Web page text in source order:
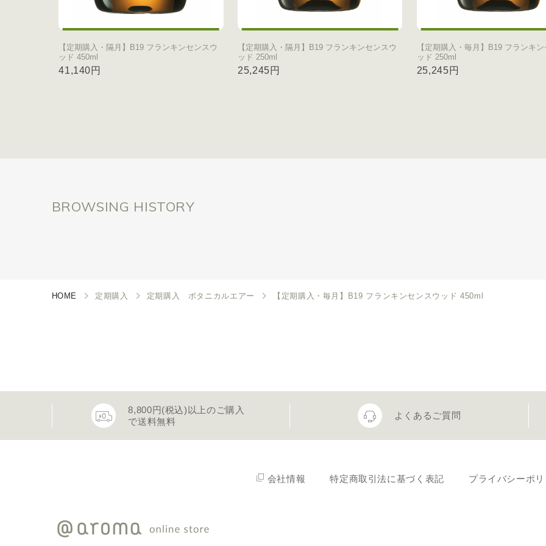
【定期購入・隔月】B19 フランキンセンスウ
ッド 450ml
41,140円
【定期購入・隔月】B19 フランキンセンスウ
ッド 250ml
25,245円
【定期購入・毎月】B19 フランキ
ッド 250ml
25,245円
BROWSING HISTORY
HOME 定期購入 定期購入 ボタニカルエアー 【定期購入・毎月】B19 フランキンセンスウッド 450ml
8,800円(税込)以上のご購入
で送料無料
よくあるご質問
会社情報 特定商取引法に基づく表記 プライバシーポ